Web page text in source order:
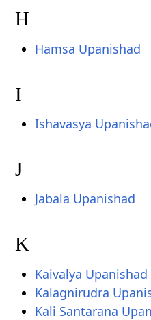
H
Hamsa Upanishad
I
Ishavasya
J
Jabala Upanishad
K
Kaivalya Upanishad
Kalagnirudra
Kali Santarana